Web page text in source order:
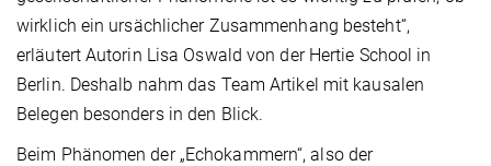
wirklich ein ursächlicher Zusammenhang besteht“,
erläutert Autorin Lisa Oswald von der Hertie School in
Berlin. Deshalb nahm das Team Artikel mit kausalen
Belegen besonders in den Blick.
Beim Phänomen der „Echokammern“, also der